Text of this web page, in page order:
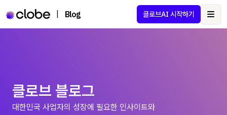
Blog 클로브AI 시작하기
클로브 블로그
대한민국 사업자의 성장에 필요한 인사이트와